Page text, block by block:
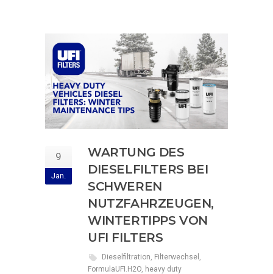
9
Jan.
WARTUNG DES
DIESELFILTERS BEI
SCHWEREN
NUTZFAHRZEUGEN,
WINTERTIPPS VON
UFI FILTERS
Dieselfiltration Filterwechsel
FormulaUFI.H2O heavy duty